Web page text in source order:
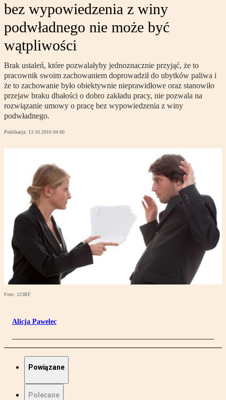
bez wypowiedzenia z winy
podwładnego nie może być
wątpliwości
Brak ustaleń, które pozwalałyby jednoznacznie przyjąć, że to
pracownik swoim zachowaniem doprowadził do ubytków paliwa i
że to zachowanie było obiektywnie nieprawidłowe oraz stanowiło
przejaw braku dbałości o dobro zakładu pracy, nie pozwala na
rozwiązanie umowy o pracę bez wypowiedzenia z winy
podwładnego.
Publikacja: 13.10.2016 04:00
Foto: 123RF
Alicja Pawelec
Powiązane
Polecane